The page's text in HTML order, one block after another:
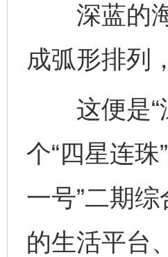
深蓝的海
成弧形排列
这便是“深
个“四星连珠
一号”二期
的生活平台